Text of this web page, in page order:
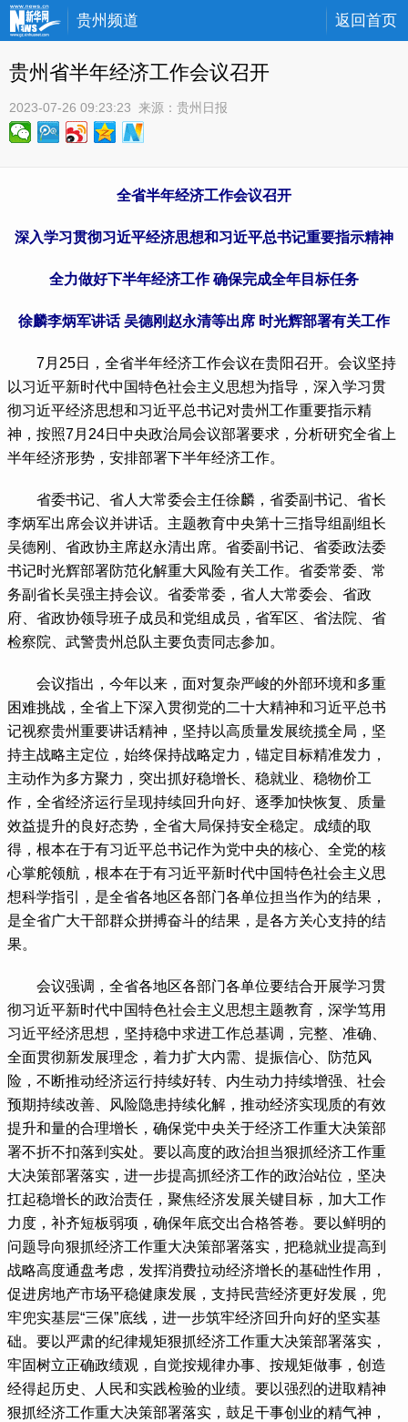
贵州频道 返回首页
贵州省半年经济工作会议召开
2023-07-26 09:23:23 来源： 贵州日报
全省半年经济工作会议召开
深入学习贯彻习近平经济思想和习近平总书记重要指示精神
全力做好下半年经济工作 确保完成全年目标任务
徐麟李炳军讲话 吴德刚赵永清等出席 时光辉部署有关工作
7月25日，全省半年经济工作会议在贵阳召开。会议坚持
以习近平新时代中国特色社会主义思想为指导，深入学习贯
彻习近平经济思想和习近平总书记对贵州工作重要指示精
神，按照7月24日中央政治局会议部署要求，分析研究全省上
半年经济形势，安排部署下半年经济工作。
省委书记、省人大常委会主任徐麟，省委副书记、省长
李炳军出席会议并讲话。主题教育中央第十三指导组副组长
吴德刚、省政协主席赵永清出席。省委副书记、省委政法委
书记时光辉部署防范化解重大风险有关工作。省委常委、常
务副省长吴强主持会议。省委常委，省人大常委会、省政
府、省政协领导班子成员和党组成员，省军区、省法院、省
检察院、武警贵州总队主要负责同志参加。
会议指出，今年以来，面对复杂严峻的外部环境和多重
困难挑战，全省上下深入贯彻党的二十大精神和习近平总书
记视察贵州重要讲话精神，坚持以高质量发展统揽全局，坚
持主战略主定位，始终保持战略定力，锚定目标精准发力，
主动作为多方聚力，突出抓好稳增长、稳就业、稳物价工
作，全省经济运行呈现持续回升向好、逐季加快恢复、质量
效益提升的良好态势，全省大局保持安全稳定。成绩的取
得，根本在于有习近平总书记作为党中央的核心、全党的核
心掌舵领航，根本在于有习近平新时代中国特色社会主义思
想科学指引，是全省各地区各部门各单位担当作为的结果，
是全省广大干部群众拼搏奋斗的结果，是各方关心支持的结
果。
会议强调，全省各地区各部门各单位要结合开展学习贯
彻习近平新时代中国特色社会主义思想主题教育，深学笃用
习近平经济思想，坚持稳中求进工作总基调，完整、准确、
全面贯彻新发展理念，着力扩大内需、提振信心、防范风
险，不断推动经济运行持续好转、内生动力持续增强、社会
预期持续改善、风险隐患持续化解，推动经济实现质的有效
提升和量的合理增长，确保党中央关于经济工作重大决策部
署不折不扣落到实处。要以高度的政治担当狠抓经济工作重
大决策部署落实，进一步提高抓经济工作的政治站位，坚决
扛起稳增长的政治责任，聚焦经济发展关键目标，加大工作
力度，补齐短板弱项，确保年底交出合格答卷。要以鲜明的
问题导向狠抓经济工作重大决策部署落实，把稳就业提高到
战略高度通盘考虑，发挥消费拉动经济增长的基础性作用，
促进房地产市场平稳健康发展，支持民营经济更好发展，兜
牢兜实基层“三保”底线，进一步筑牢经济回升向好的坚实基
础。要以严肃的纪律规矩狠抓经济工作重大决策部署落实，
牢固树立正确政绩观，自觉按规律办事、按规矩做事，创造
经得起历史、人民和实践检验的业绩。要以强烈的进取精神
狠抓经济工作重大决策部署落实，鼓足干事创业的精气神，